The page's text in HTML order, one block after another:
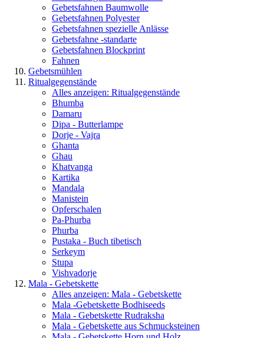
Gebetsfahnen Baumwolle
Gebetsfahnen Polyester
Gebetsfahnen spezielle Anlässe
Gebetsfahne -standarte
Gebetsfahnen Blockprint
Fahnen
Gebetsmühlen
Ritualgegenstände
Alles anzeigen: Ritualgegenstände
Bhumba
Damaru
Dipa - Butterlampe
Dorje - Vajra
Ghanta
Ghau
Khatvanga
Kartika
Mandala
Manistein
Opferschalen
Pa-Phurba
Phurba
Pustaka - Buch tibetisch
Serkeym
Stupa
Vishvadorje
Mala - Gebetskette
Alles anzeigen: Mala - Gebetskette
Mala -Gebetskette Bodhiseeds
Mala - Gebetskette Rudraksha
Mala - Gebetskette aus Schmucksteinen